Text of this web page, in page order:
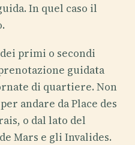
In quel caso il
primi o secondi
guidata
di quartiere. Non
andare da Place des
o dal lato del
Mars e gli Invalides.